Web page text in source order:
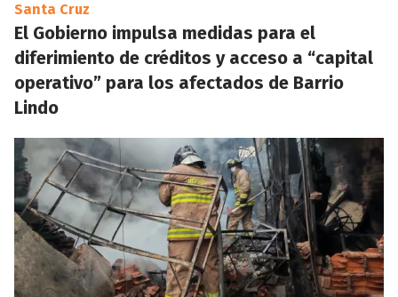
Santa Cruz
El Gobierno impulsa medidas para el
diferimiento de créditos y acceso a “capital
operativo” para los afectados de Barrio
Lindo